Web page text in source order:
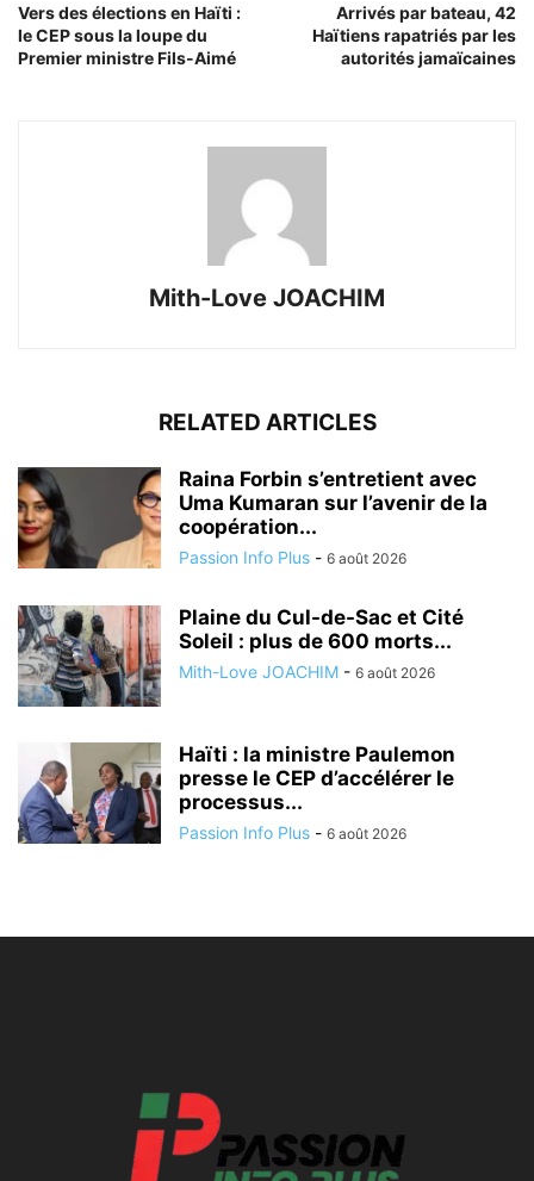
Vers des élections en Haïti :
le CEP sous la loupe du
Premier ministre Fils-Aimé
Arrivés par bateau, 42
Haïtiens rapatriés par les
autorités jamaïcaines
Mith-Love JOACHIM
RELATED ARTICLES
Raina Forbin s’entretient avec
Uma Kumaran sur l’avenir de la
coopération...
Passion Info Plus - 6 août 2026
Plaine du Cul-de-Sac et Cité
Soleil : plus de 600 morts...
Mith-Love JOACHIM - 6 août 2026
Haïti : la ministre Paulemon
presse le CEP d’accélérer le
processus...
Passion Info Plus - 6 août 2026